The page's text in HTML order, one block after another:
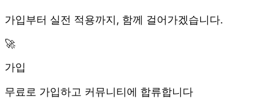
가입부터 실전 적용까지, 함께 걸어가겠습니다.
🚀
가입
무료로 가입하고 커뮤니티에 합류합니다